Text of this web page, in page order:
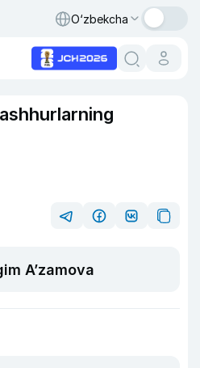
O‘zbekcha
A’zamova